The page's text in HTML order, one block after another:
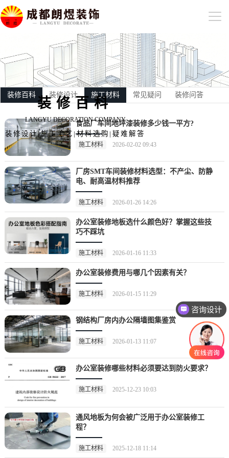
装修百科
LANGYU DECORATION COMPANY
装修设计|施工工艺|材料选购|疑难解答
装修百科 装修设计 施工材料 常见疑问 装修问答
食品厂车间地坪漆装修多少钱一平方?
施工材料 2026-02-02 09:43
厂房SMT车间装修材料选型：不产尘、防静
电、耐高温材料推荐
施工材料 2026-01-26 14:26
办公室装修地板选什么颜色好？掌握这些技
巧不踩坑
施工材料 2026-01-16 11:33
办公室装修费用与哪几个因素有关？
施工材料 2026-01-15 11:29
钢结构厂房内办公隔墙图集鉴赏
施工材料 2026-01-13 11:07
办公室装修哪些材料必须要达到防火要求？
施工材料 2025-12-23 10:03
通风地板为何会被广泛用于办公室装修工
程？
施工材料 2025-12-18 11:14
咨询设计